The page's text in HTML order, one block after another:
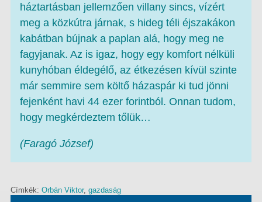
háztartásban jellemzően villany sincs, vízért
meg a közkútra járnak, s hideg téli éjszakákon
kabátban bújnak a paplan alá, hogy meg ne
fagyjanak. Az is igaz, hogy egy komfort nélküli
kunyhóban éldegélő, az étkezésen kívül szinte
már semmire sem költő házaspár ki tud jönni
fejenként havi 44 ezer forintból. Onnan tudom,
hogy megkérdeztem tőlük…
(Faragó József)
Címkék: Orbán Viktor, gazdaság